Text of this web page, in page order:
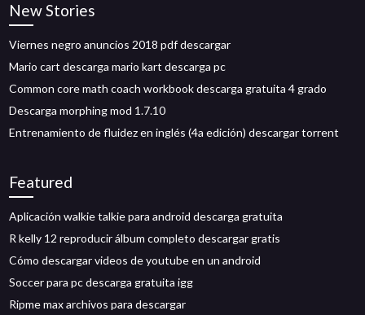
New Stories
Viernes negro anuncios 2018 pdf descargar
Mario cart descarga mario kart descarga pc
Common core math coach workbook descarga gratuita 4 grado
Descarga morphing mod 1.7.10
Entrenamiento de fluidez en inglés (4a edición) descargar torrent
Featured
Aplicación walkie talkie para android descarga gratuita
R kelly 12 reproducir álbum completo descargar gratis
Cómo descargar videos de youtube en un android
Soccer para pc descarga gratuita igg
Ripme max archivos para descargar